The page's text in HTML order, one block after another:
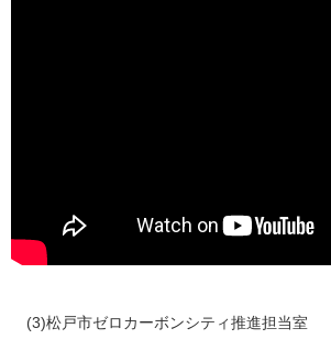
​​(3)松戸市ゼロカーボンシティ推進担当室